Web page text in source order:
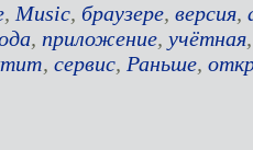
, Music, браузере, версия,
, приложение, учётная
, сервис, Раньше,